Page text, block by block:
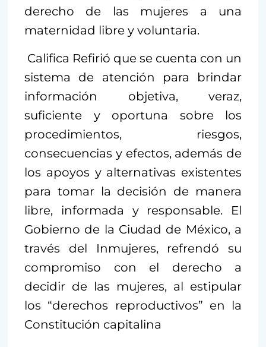
derecho de las mujeres a una
maternidad libre y voluntaria.
Califica Refirió que se cuenta con un
sistema de atención para brindar
información objetiva, veraz,
suficiente y oportuna sobre los
procedimientos, riesgos,
consecuencias y efectos, además de
los apoyos y alternativas existentes
para tomar la decisión de manera
libre, informada y responsable. El
Gobierno de la Ciudad de México, a
través del Inmujeres, refrendó su
compromiso con el derecho a
decidir de las mujeres, al estipular
los “derechos reproductivos” en la
Constitución capitalina